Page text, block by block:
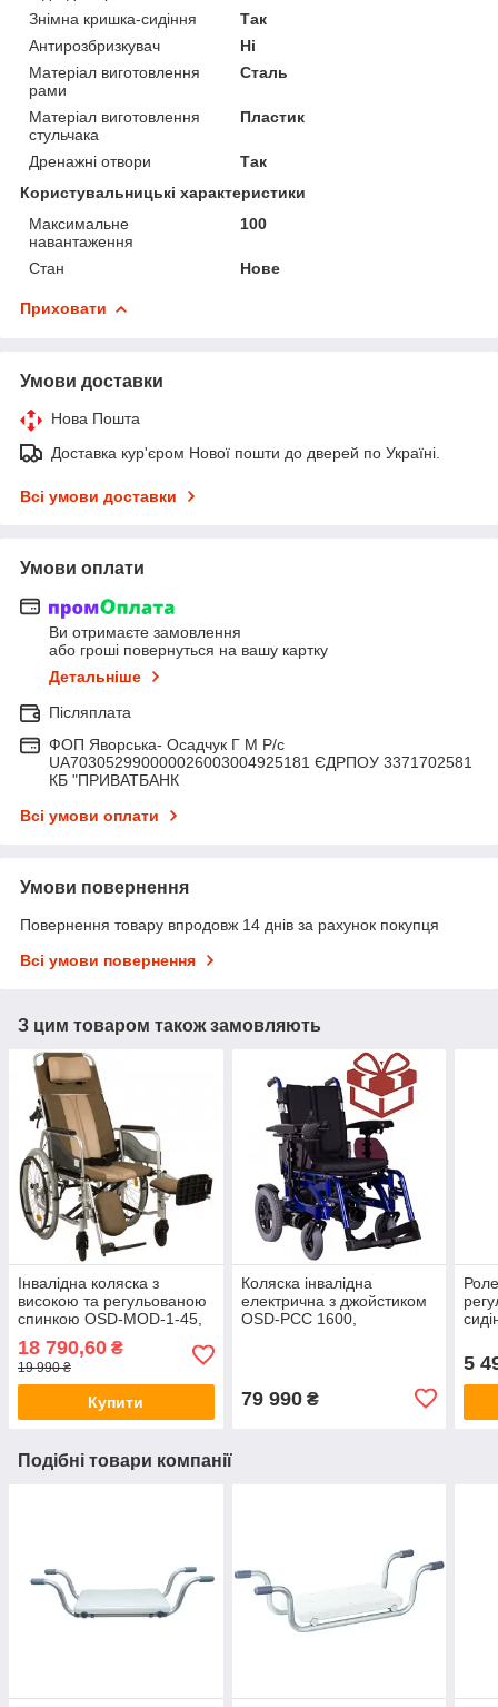
Знімна кришка-сидіння
Так
Антирозбризкувач
Ні
Матеріал виготовлення
рами
Сталь
Матеріал виготовлення
стульчака
Пластик
Дренажні отвори
Так
Користувальницькі характеристики
Максимальне
навантаження
100
Стан Нове
Приховати
Умови доставки
Нова Пошта
Доставка кур'єром Нової пошти до дверей по Україні.
Всі умови доставки
Умови оплати
Ви отримаєте замовлення
або гроші повернуться на вашу картку
Детальніше
Післяплата
ФОП Яворська- Осадчук Г М Р/c
UA703052990000026003004925181 ЄДРПОУ 3371702581
КБ "ПРИВАТБАНК
Всі умови оплати
Умови повернення
Повернення товару впродовж 14 днів за рахунок покупця
Всі умови повернення
З цим товаром також замовляють
Інвалідна коляска з
високою та регульованою
спинкою OSD-MOD-1-45,
18 790,60 ₴
19 990 ₴
Купити
Коляска інвалідна
електрична з джойстиком
OSD-PCC 1600,
79 990₴
5
Подібні товари компанії